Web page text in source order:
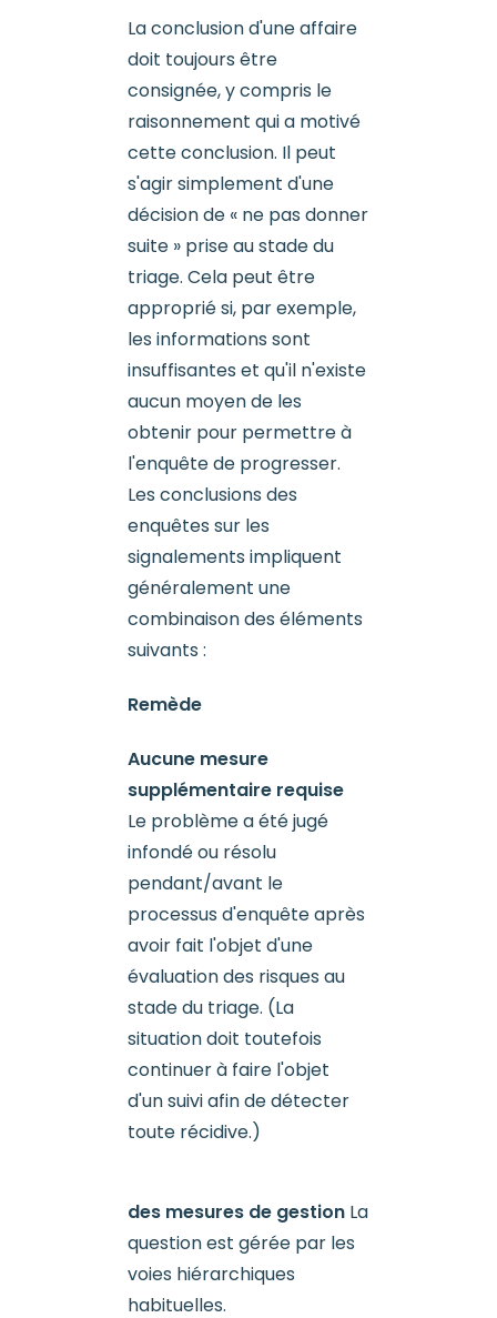
La conclusion d'une affaire
doit toujours être
consignée, y compris le
raisonnement qui a motivé
cette conclusion. Il peut
s'agir simplement d'une
décision de « ne pas donner
suite » prise au stade du
triage. Cela peut être
approprié si, par exemple,
les informations sont
insuffisantes et qu'il n'existe
aucun moyen de les
obtenir pour permettre à
l'enquête de progresser.
Les conclusions des
enquêtes sur les
signalements impliquent
généralement une
combinaison des éléments
suivants :
Remède
Aucune mesure
supplémentaire requise
Le problème a été jugé
infondé ou résolu
pendant/avant le
processus d'enquête après
avoir fait l'objet d'une
évaluation des risques au
stade du triage. (La
situation doit toutefois
continuer à faire l'objet
d'un suivi afin de détecter
toute récidive.)
des mesures de gestion La
question est gérée par les
voies hiérarchiques
habituelles.